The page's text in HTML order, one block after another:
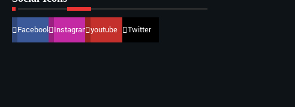
Facebook Instagramyoutube Twitter